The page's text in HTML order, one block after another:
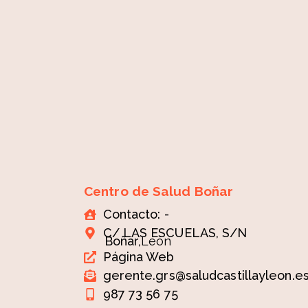
Centro de Salud Boñar
Contacto: -
C/ LAS ESCUELAS, S/N
Boñar,León
Página Web
987 73 56 75